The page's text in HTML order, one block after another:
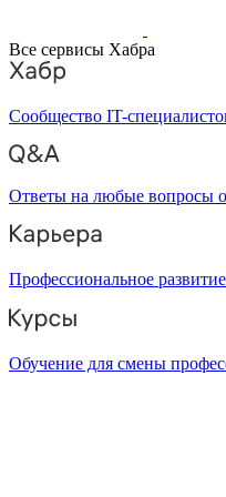
Все сервисы Хабра
Сообщество IT-
Ответы на любые вопросы
Профессиональное
Обучение для смены